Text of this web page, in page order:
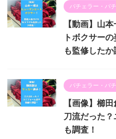
バチェラー・バ
【動画】山
トボクサー
も監修したか
バチェラー・バ
【画像】櫛
刀流だった
も調査！